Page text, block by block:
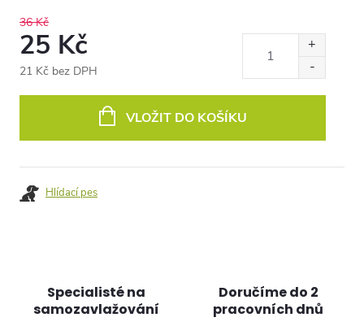
36 Kč
25 Kč
21 Kč bez DPH
VLOŽIT DO KOŠÍKU
Hlídací pes
Specialisté na
samozavlažování
Doručíme do 2
pracovních dnů